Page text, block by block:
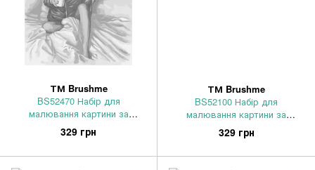
ТМ Brushme
BS52470 Набір для
малювання картини за
номерами Історія піонів, Без
коробки
329 грн
ТМ Brushme
BS52100 Набір для
малювання картини за
номерами Загадка піонів, Без
коробки
329 грн